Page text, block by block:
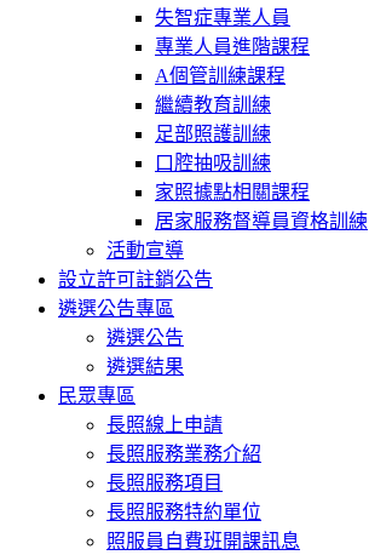
失智症專業人員
專業人員進階課程
A個管訓練課程
繼續教育訓練
足部照護訓練
口腔抽吸訓練
家照據點相關課程
居家服務督導員資格訓練
活動宣導
設立許可註銷公告
遴選公告專區
遴選公告
遴選結果
民眾專區
長照線上申請
長照服務業務介紹
長照服務項目
長照服務特約單位
照服員自費班開課訊息